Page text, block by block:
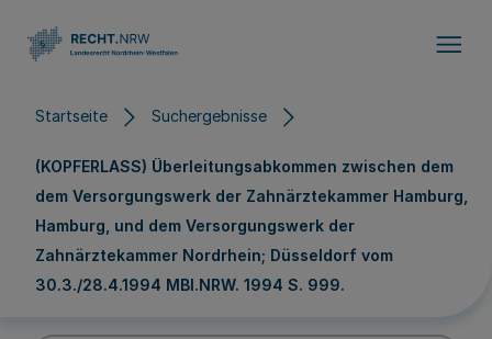
Startseite Suchergebnisse
(KOPFERLASS) Überleitungsabkommen zwischen dem
dem Versorgungswerk der Zahnärztekammer Hamburg,
Hamburg, und dem Versorgungswerk der
Zahnärztekammer Nordrhein; Düsseldorf vom
30.3./28.4.1994 MBl.NRW. 1994 S. 999.